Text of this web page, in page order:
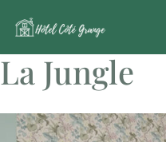
contenu
La Jungle